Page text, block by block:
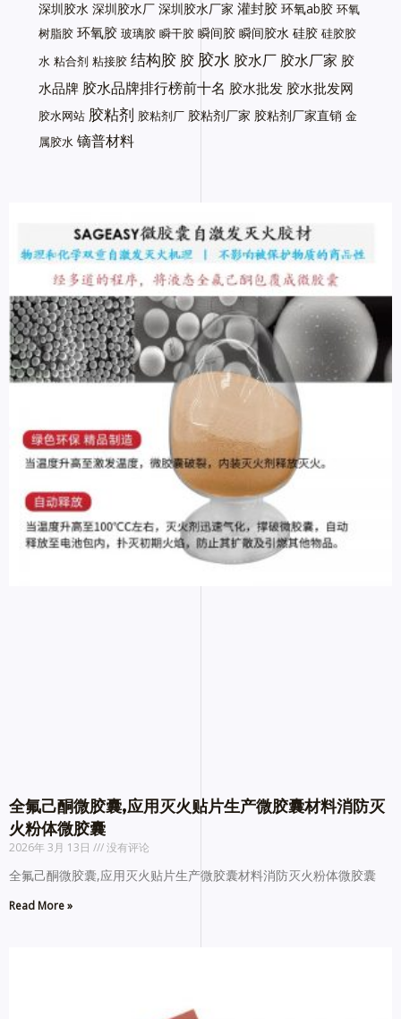
深圳胶水 深圳胶水厂 深圳胶水厂家 灌封胶 环氧ab胶 环氧
树脂胶 环氧胶 玻璃胶 瞬干胶 瞬间胶 瞬间胶水 硅胶 硅胶胶
水 粘合剂 粘接胶 结构胶 胶 胶水 胶水厂 胶水厂家 胶
水品牌 胶水品牌排行榜前十名 胶水批发 胶水批发网
胶水网站 胶粘剂 胶粘剂厂 胶粘剂厂家 胶粘剂厂家直销 金
属胶水 镝普材料
全氟己酮微胶囊,应用灭火贴片生产微胶囊材料消防灭
火粉体微胶囊
2026年 3月 13日 没有评论
全氟己酮微胶囊,应用灭火贴片生产微胶囊材料消防灭火粉体微胶囊
Read More »